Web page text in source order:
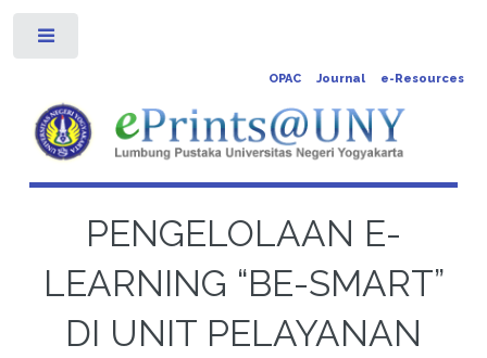
OPAC Journal e-Resources
PENGELOLAAN E-
LEARNING “BE-SMART”
DI UNIT PELAYANAN